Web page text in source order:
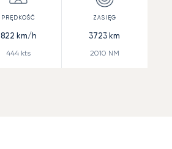
822 km/h
444 kts
3723 km
2010 NM